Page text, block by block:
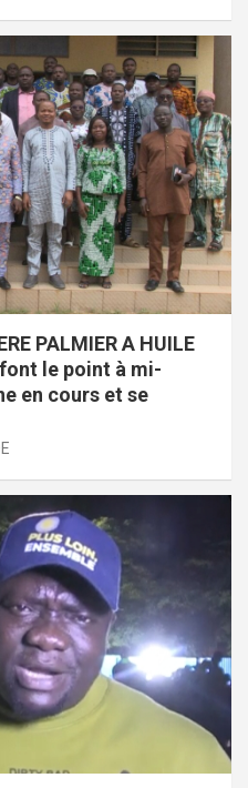
PALMIER A HUILE
le point à mi-
en cours et se